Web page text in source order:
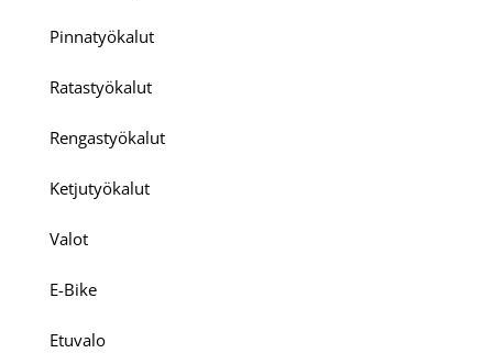
Pinnatyökalut
Ratastyökalut
Rengastyökalut
Ketjutyökalut
Valot
E-Bike
Etuvalo